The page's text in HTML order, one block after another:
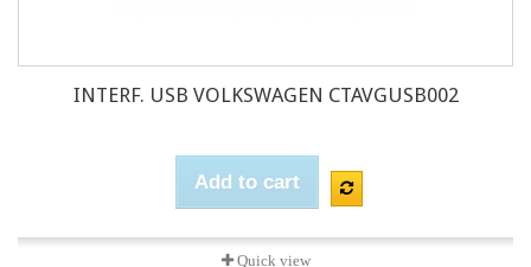
INTERF. USB VOLKSWAGEN CTAVGUSB002
Add to cart
Quick view